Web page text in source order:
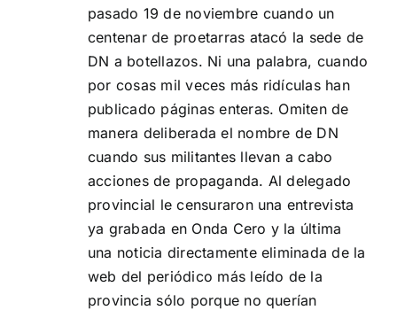
pasado 19 de noviembre cuando un
centenar de proetarras atacó la sede de
DN a botellazos. Ni una palabra, cuando
por cosas mil veces más ridículas han
publicado páginas enteras. Omiten de
manera deliberada el nombre de DN
cuando sus militantes llevan a cabo
acciones de propaganda. Al delegado
provincial le censuraron una entrevista
ya grabada en Onda Cero y la última
una noticia directamente eliminada de la
web del periódico más leído de la
provincia sólo porque no querían